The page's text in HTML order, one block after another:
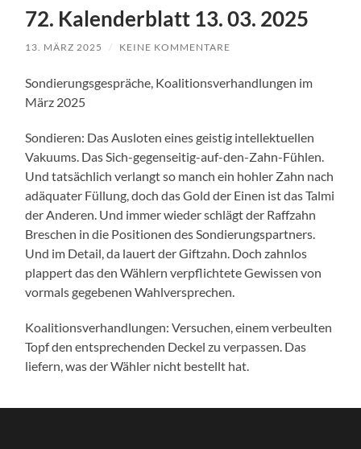
72. Kalenderblatt 13. 03. 2025
13. MÄRZ 2025 / KEINE KOMMENTARE
Sondierungsgespräche, Koalitionsverhandlungen im
März 2025
Sondieren: Das Ausloten eines geistig intellektuellen
Vakuums. Das Sich-gegenseitig-auf-den-Zahn-Fühlen.
Und tatsächlich verlangt so manch ein hohler Zahn nach
adäquater Füllung, doch das Gold der Einen ist das Talmi
der Anderen. Und immer wieder schlägt der Raffzahn
Breschen in die Positionen des Sondierungspartners.
Und im Detail, da lauert der Giftzahn. Doch zahnlos
plappert das den Wählern verpflichtete Gewissen von
vormals gegebenen Wahlversprechen.
Koalitionsverhandlungen: Versuchen, einem verbeulten
Topf den entsprechenden Deckel zu verpassen. Das
liefern, was der Wähler nicht bestellt hat.